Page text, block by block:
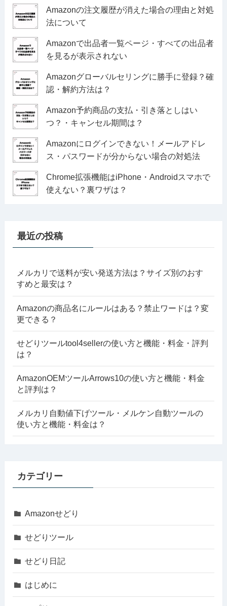
Amazonの注文履歴が消えた場合の理由と対処
法について
Amazonで出品者一覧ページ・すべての出品者
を見るが表示されない
Amazonグローバルセリングに勝手に登録？確
認・解約方法は？
Amazon予約商品の支払・引き落としはい
つ？・キャンセル期間は？
Amazonにログインできない！メールアドレ
ス・パスワードが分からない場合の対処法
Chrome拡張機能はiPhone・Androidスマホで
使えない？裏ワザは？
最近の投稿
メルカリで送料が安い発送方法は？サイズ別のおす
すめと最安は？
Amazonの商品名にルールはある？禁止ワードは？変
更できる？
せどりツールtool4sellerの使い方と機能・料金・評判
は？
AmazonOEMツールArrows10の使い方と機能・料金
と評判は？
メルカリ自動値下げツール・メルケン自動ツールの
使い方と機能・料金は？
カテゴリー
Amazonせどり
せどりツール
せどり日記
はじめに